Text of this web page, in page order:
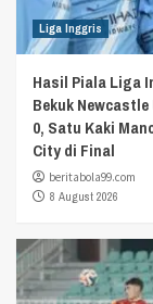
Liga Inggris
Hasil Piala Liga
Bekuk
0, Satu Kaki
City di Final
beritabola99.com
8 August 2026